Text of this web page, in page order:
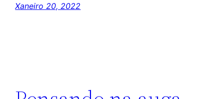
Xaneiro 20, 2022